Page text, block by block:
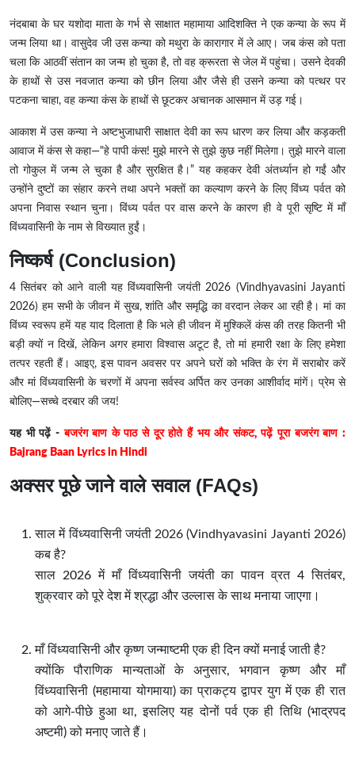
नंदबाबा के घर यशोदा माता के गर्भ से साक्षात महामाया आदिशक्ति ने एक कन्या के रूप में
जन्म लिया था। वासुदेव जी उस कन्या को मथुरा के कारागार में ले आए। जब कंस को पता
चला कि आठवीं संतान का जन्म हो चुका है, तो वह क्रूरता से जेल में पहुंचा। उसने देवकी
के हाथों से उस नवजात कन्या को छीन लिया और जैसे ही उसने कन्या को पत्थर पर
पटकना चाहा, वह कन्या कंस के हाथों से छूटकर अचानक आसमान में उड़ गई।
आकाश में उस कन्या ने अष्टभुजाधारी साक्षात देवी का रूप धारण कर लिया और कड़कती
आवाज में कंस से कहा—"हे पापी कंस! मुझे मारने से तुझे कुछ नहीं मिलेगा। तुझे मारने वाला
तो गोकुल में जन्म ले चुका है और सुरक्षित है।” यह कहकर देवी अंतर्ध्यान हो गईं और
उन्होंने दुष्टों का संहार करने तथा अपने भक्तों का कल्याण करने के लिए विंध्य पर्वत को
अपना निवास स्थान चुना। विंध्य पर्वत पर वास करने के कारण ही वे पूरी सृष्टि में माँ
विंध्यवासिनी के नाम से विख्यात हुईं।
निष्कर्ष (Conclusion)
4 सितंबर को आने वाली यह विंध्यवासिनी जयंती 2026 (Vindhyavasini Jayanti
2026) हम सभी के जीवन में सुख, शांति और समृद्धि का वरदान लेकर आ रही है। मां का
विंध्य स्वरूप हमें यह याद दिलाता है कि भले ही जीवन में मुश्किलें कंस की तरह कितनी भी
बड़ी क्यों न दिखें, लेकिन अगर हमारा विश्वास अटूट है, तो मां हमारी रक्षा के लिए हमेशा
तत्पर रहती हैं। आइए, इस पावन अवसर पर अपने घरों को भक्ति के रंग में सराबोर करें
और मां विंध्यवासिनी के चरणों में अपना सर्वस्व अर्पित कर उनका आशीर्वाद मांगें। प्रेम से
बोलिए—सच्चे दरबार की जय!
यह भी पढ़ें -बजरंग बाण के पाठ से दूर होते हैं भय और संकट, पढ़ें पूरा बजरंग बाण :
Bajrang Baan Lyrics in Hindi
अक्सर पूछे जाने वाले सवाल (FAQs)
साल में विंध्यवासिनी जयंती 2026(Vindhyavasini Jayanti 2026)
कब है?
साल 2026 में माँ विंध्यवासिनी जयंती का पावन व्रत 4 सितंबर,
शुक्रवार को पूरे देश में श्रद्धा और उल्लास के साथ मनाया जाएगा।
माँ विंध्यवासिनी और कृष्ण जन्माष्टमी एक ही दिन क्यों मनाई जाती है?
क्योंकि पौराणिक मान्यताओं के अनुसार, भगवान कृष्ण और माँ
विंध्यवासिनी (महामाया योगमाया) का प्राकट्य द्वापर युग में एक ही रात
को आगे-पीछे हुआ था, इसलिए यह दोनों पर्व एक ही तिथि (भाद्रपद
अष्टमी) को मनाए जाते हैं।